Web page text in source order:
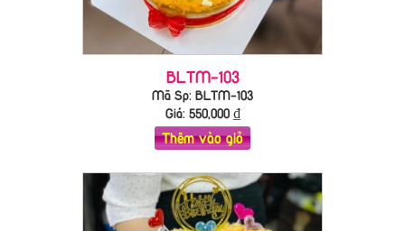
BLTM-103
Mã Sp: BLTM-103
Giá: 550,000₫
Thêm vào giỏ